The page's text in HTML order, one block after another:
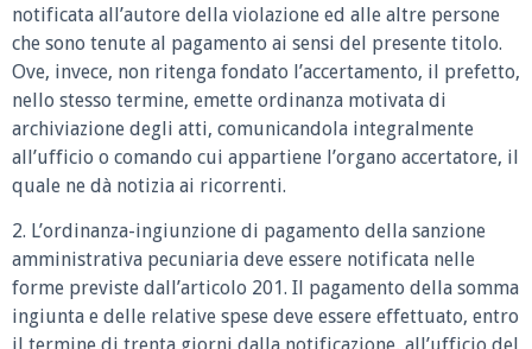
notificata all’autore della violazione ed alle altre persone
che sono tenute al pagamento ai sensi del presente titolo.
Ove, invece, non ritenga fondato l’accertamento, il prefetto,
nello stesso termine, emette ordinanza motivata di
archiviazione degli atti, comunicandola integralmente
all’ufficio o comando cui appartiene l’organo accertatore, il
quale ne dà notizia ai ricorrenti.
2. L’ordinanza-ingiunzione di pagamento della sanzione
amministrativa pecuniaria deve essere notificata nelle
forme previste dall’articolo 201. Il pagamento della somma
ingiunta e delle relative spese deve essere effettuato, entro